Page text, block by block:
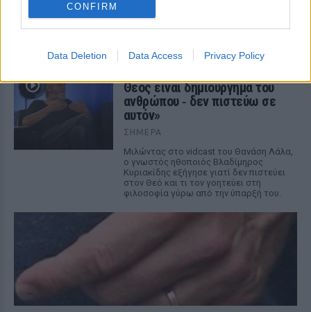
CONFIRM
Data Deletion Data Access Privacy Policy
«Πάμε για νέα θεραπεία», έγραψε στα
χαμόγελο στους followers του
Θεός είναι δημιούργημα του
ανθρώπου ‑ δεν πιστεύω σε
αυτόν»
ΣΉΜΕΡΑ
Μιλώντας στο vidcast του Θανάση Λάλα,
ο γνωστός ηθοποιός Βλαδίμηρος
Κυριακίδης εξήγησε γιατί δεν πιστεύει
στον Θεό και τι τον γοητεύει στη
φιλοσοφία γύρω από την ύπαρξή του.